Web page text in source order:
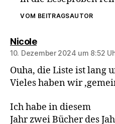
VOM BEITRAGSAUTOR
Nicolesagt:
10. Dezember 2024 um 8:52
Ouha, die Liste ist lang
Vieles haben wir
Ich habe in diesem
Jahr zwei Bücher des